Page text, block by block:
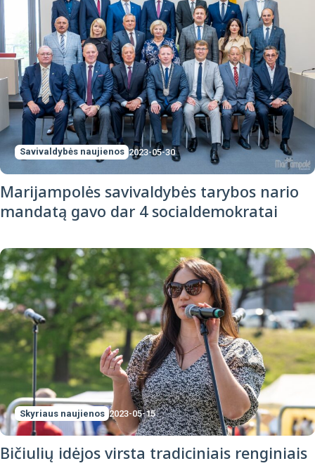
Savivaldybės naujienos 2023-05-30
Marijampolės savivaldybės tarybos nario
mandatą gavo dar 4 socialdemokratai
Skyriaus naujienos 2023-05-15
Bičiulių idėjos virsta tradiciniais renginiais